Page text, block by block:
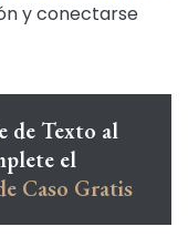
y conectarse
de Texto al
el
Caso Gratis